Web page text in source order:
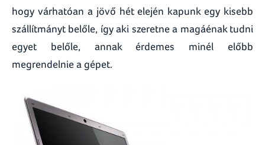
hogy várhatóan a jövő hét elején kapunk egy kisebb
szállítmányt belőle, így aki szeretne a magáénak tudni
egyet belőle, annak érdemes minél előbb
megrendelnie a gépet.